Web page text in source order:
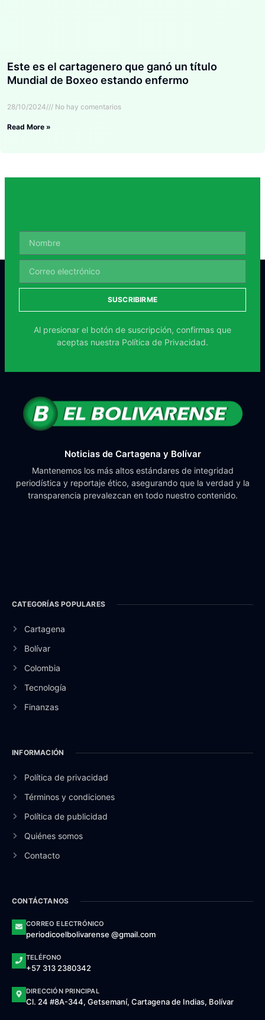
Este es el cartagenero que ganó un título
Mundial de Boxeo estando enfermo
28/10/2024 No hay comentarios
Read More »
SUSCRIBIRME
Al presionar el botón de suscripción, confirmas que
aceptas nuestra Política de Privacidad.
Noticias de Cartagena y Bolívar
Mantenemos los más altos estándares de integridad
periodística y reportaje ético, asegurando que la verdad y la
transparencia prevalezcan en todo nuestro contenido.
CATEGORÍAS POPULARES
Cartagena
Bolívar
Colombia
Tecnología
Finanzas
INFORMACIÓN
Política de privacidad
Términos y condiciones
Política de publicidad
Quiénes somos
Contacto
CONTÁCTANOS
CORREO ELECTRÓNICO
periodicoelbolivarense @gmail.com
TELÉFONO
+57 313 2380342
DIRECCIÓN PRINCIPAL
Cl. 24 #8A-344, Getsemaní, Cartagena de Indias, Bolívar